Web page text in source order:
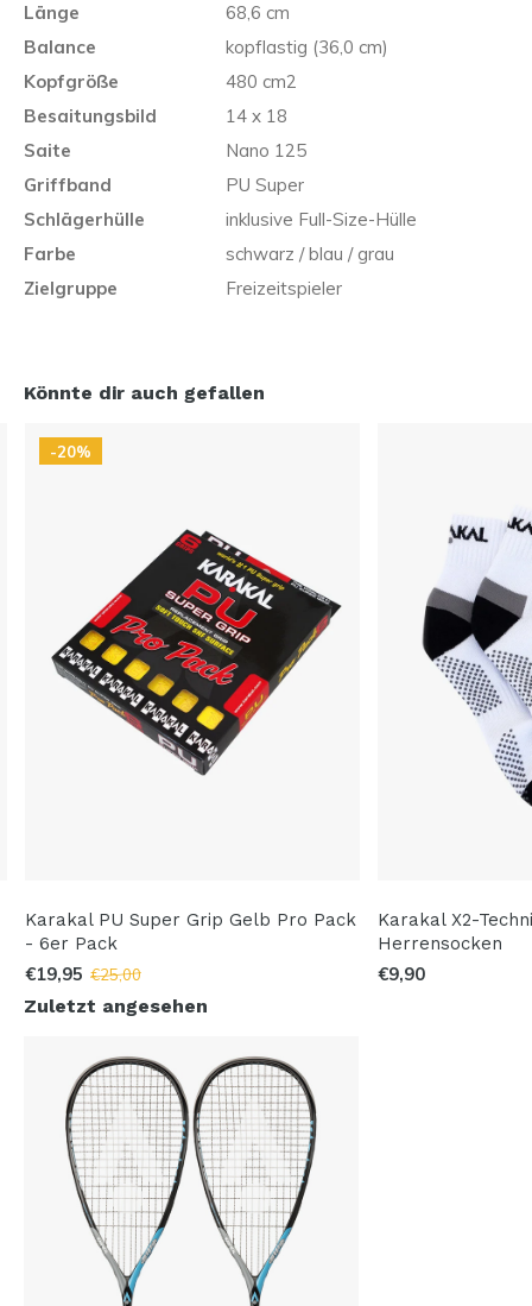
Länge
68,6 cm
Balance
kopflastig (36,0 cm)
Kopfgröße
480 cm2
Besaitungsbild
14 x 18
Saite
Nano 125
Griffband
PU Super
Schlägerhülle
inklusive Full-Size-Hülle
Farbe
schwarz / blau / grau
Zielgruppe
Freizeitspieler
Könnte dir auch gefallen
-20%
Karakal PU Super Grip Gelb Pro Pack
- 6er Pack
€19,95 €25,00
Karakal X2-
Herrensocken
€9,90
Zuletzt angesehen